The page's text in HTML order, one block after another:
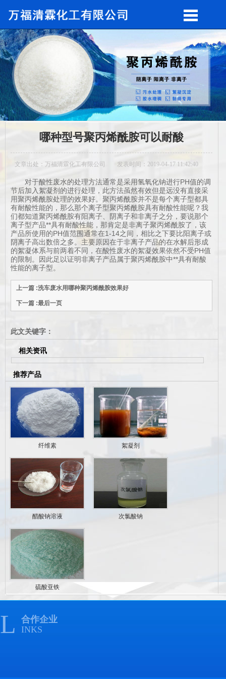
哪种型号聚丙烯酰胺可以耐酸
文章出处：万福清霖化工有限公司 发表时间：2019-04-17 11:42:40
对于酸性废水的处理方法通常是采用氢氧化钠进行PH值的调
节后加入絮凝剂的进行处理，此方法虽然有效但是远没有直接采
用聚丙烯酰胺处理的效果好。聚丙烯酰胺并不是每个离子型都具
有耐酸性能的，那么那个离子型聚丙烯酰胺具有耐酸性能呢？我
们都知道聚丙烯酰胺有阳离子、阴离子和非离子之分，要说那个
离子型产品**具有耐酸性能，那肯定是非离子聚丙烯酰胺了，该
产品所使用的PH值范围通常在1-14之间，相比之下要比阳离子或
阴离子高出数倍之多。主要原因在于非离子产品的在水解后形成
的絮凝体系与前两着不同，在酸性废水的絮凝效果依然不受PH值
的限制。因此足以证明非离子产品属于聚丙烯酰胺中**具有耐酸
性能的离子型。
上一篇 :洗车废水用哪种聚丙烯酰胺效果好
下一篇 :最后一页
此文关键字：
相关资讯
推荐产品
纤维素 絮凝剂
醋酸钠溶液 次氯酸钠
硫酸亚铁
L
合作企业
INKS